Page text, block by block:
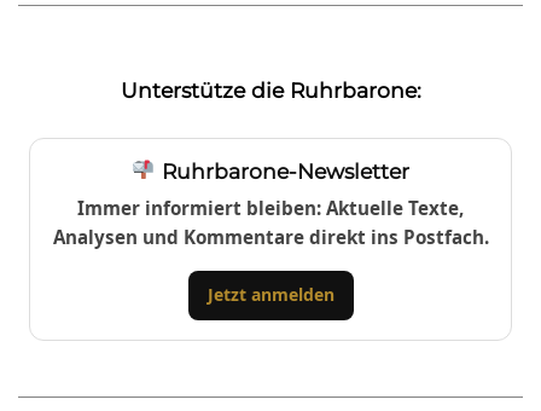
Unterstütze die Ruhrbarone:
Ruhrbarone-Newsletter
Immer informiert bleiben: Aktuelle Texte,
Analysen und Kommentare direkt ins Postfach.
Jetzt anmelden